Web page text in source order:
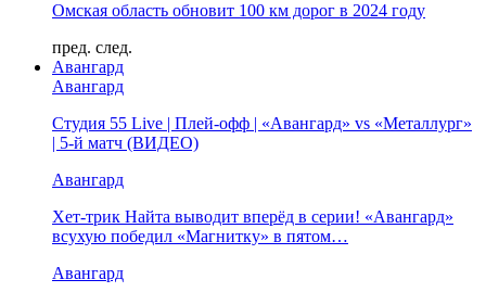
Омская область обновит 100 км дорог в 2024 году
пред. след.
Авангард
Авангард
Студия 55 Live | Плей-офф | «Авангард» vs «Металлург»
| 5-й матч (ВИДЕО)
Авангард
Хет-трик Найта выводит вперёд в серии! «Авангард»
всухую победил «Магнитку» в пятом…
Авангард